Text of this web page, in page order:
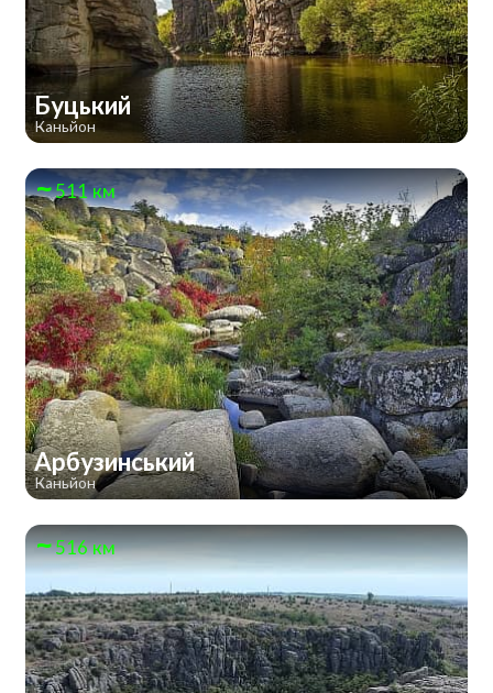
Буцький
Каньйон
511 км
Арбузинський
Каньйон
516 км